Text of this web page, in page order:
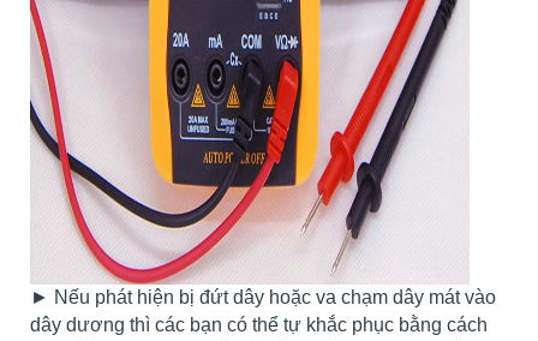
► Nếu phát hiện bị đứt dây hoặc va chạm dây mát vào
dây dương thì các bạn có thể tự khắc phục bằng cách